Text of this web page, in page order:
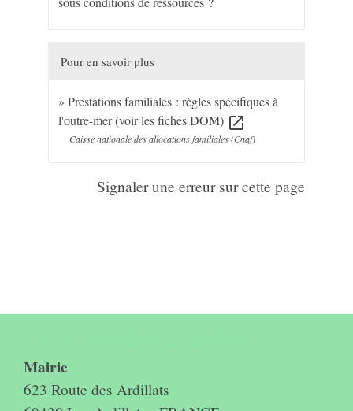
Pour en savoir plus
Prestations familiales : règles spécifiques à
l'outre-mer (voir les fiches DOM) open_in_new
Caisse nationale des allocations familiales (Cnaf)
Signaler une erreur sur cette page
Mairie
623 Route des Ardillats